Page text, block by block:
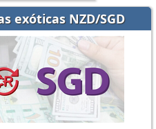
exóticas NZD/SGD